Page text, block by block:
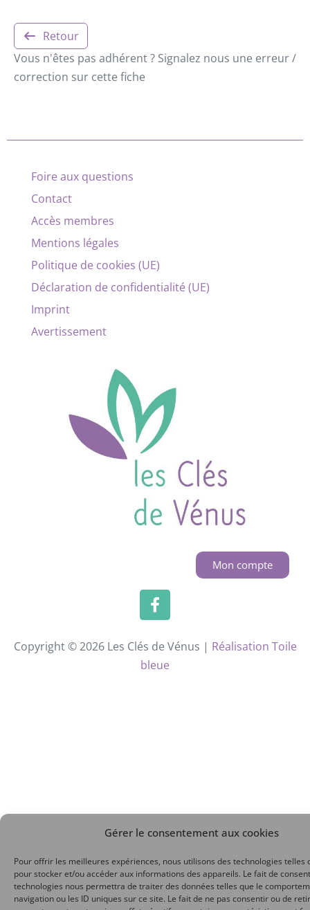
Gérer le consentement aux cookies
Pour offrir les meilleures expériences, nous utilisons des technologies telles
pour stocker et/ou accéder aux informations des appareils. Le fait de
technologies nous permettra de traiter des données telles que le
navigation ou les ID uniques sur ce site. Le fait de ne pas consentir ou de
Retour
Vous n'êtes pas adhérent ? Signalez nous une erreur /
correction sur cette fiche
Foire aux questions
Contact
Accès membres
Mentions légales
Politique de cookies (UE)
Déclaration de confidentialité (UE)
Imprint
Avertissement
Mon compte
Copyright © 2026 Les Clés de Vénus | Réalisation Toile
bleue